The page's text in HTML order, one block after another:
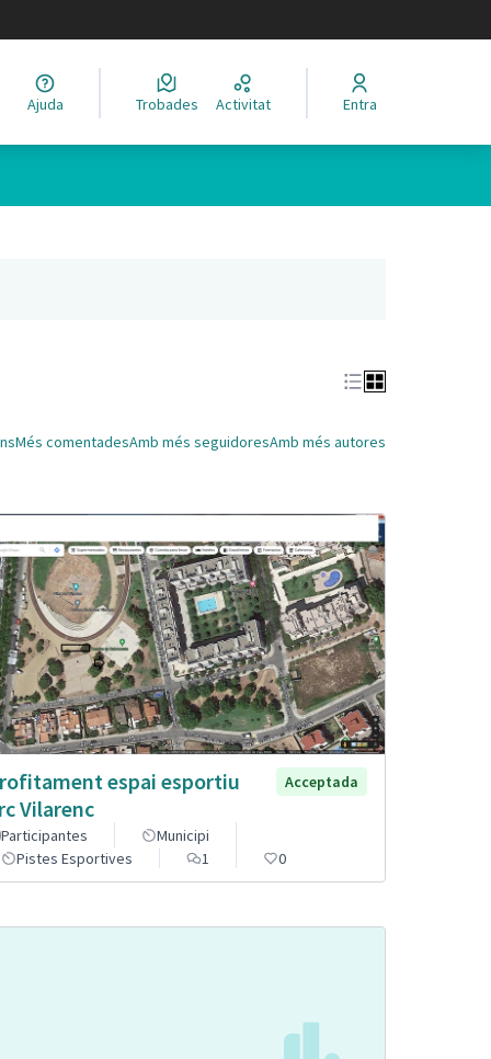
el idioma
Ajuda Trobades Activitat Entra
Més comentadesAmb més seguidoresAmb més autores
espai esportiu
Vilarenc
Acceptada
Participantes
Municipi
Pistes Esportives
1 0